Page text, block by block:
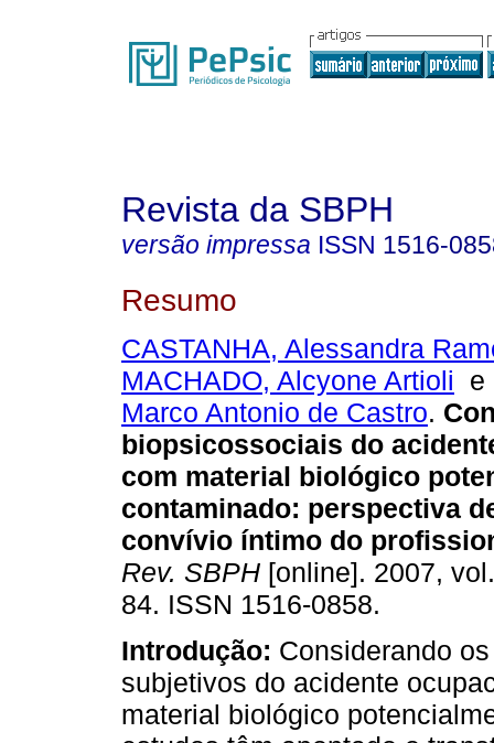
Revista da SBPH
versão impressa ISSN 1516-
Resumo
CASTANHA, Alessandra
MACHADO, Alcyone Artioli
Marco Antonio de Castro.
biopsicossociais do
com material biológico
contaminado: perspectiva
convívio íntimo do
Rev. SBPH [online]. 2007,
84. ISSN 1516-0858.
Introdução: Considerando
subjetivos do acidente
material biológico